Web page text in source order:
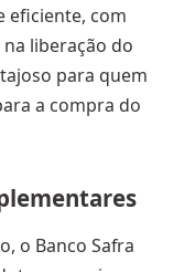
eficiente, com
liberação do
para quem
a compra do
o Banco Safra